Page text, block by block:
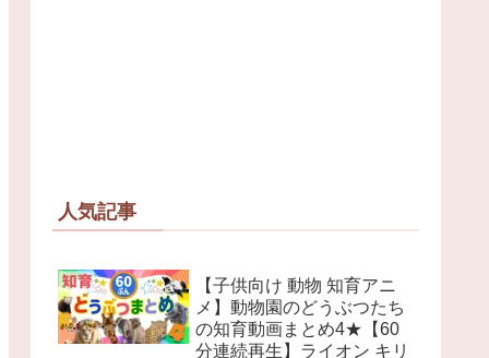
人気記事
【子供向け 動物 知育アニ
メ】動物園のどうぶつたち
の知育動画まとめ4★【60
分連続再生】ライオン キリ